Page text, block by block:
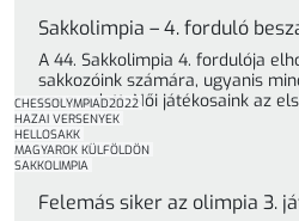
Sakkolimpia – 4. forduló
A 44. Sakkolimpia 4. fordulója
sakkozóink számára, ugyanis
CHESSOLYMPIAD2022
HAZAI VERSENYEK
HELLOSAKK
MAGYAROK KÜLFÖLDÖN
SAKKOLIMPIA
Felemás siker az olimpia 3.